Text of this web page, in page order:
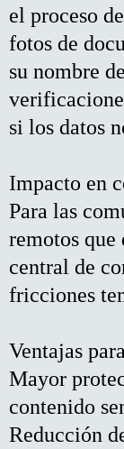
el proceso
fotos de
su nombre
si los datos
Impacto en
Para las
remotos que
central de
fricciones
Ventajas
Mayor
contenido
Reducción